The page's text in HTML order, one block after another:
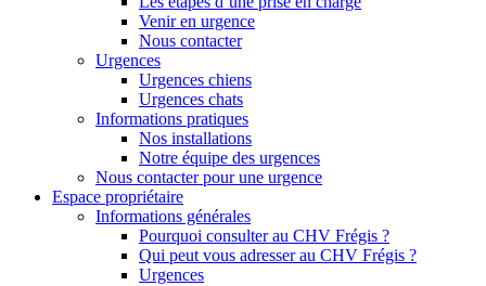
Venir en urgence
Nous contacter
Urgences
Urgences chiens
Urgences chats
Informations pratiques
Nos installations
Notre équipe des urgences
Nous contacter pour une urgence
Espace propriétaire
Informations générales
Pourquoi consulter au CHV Frégis ?
Qui peut vous adresser au CHV Frégis ?
Urgences